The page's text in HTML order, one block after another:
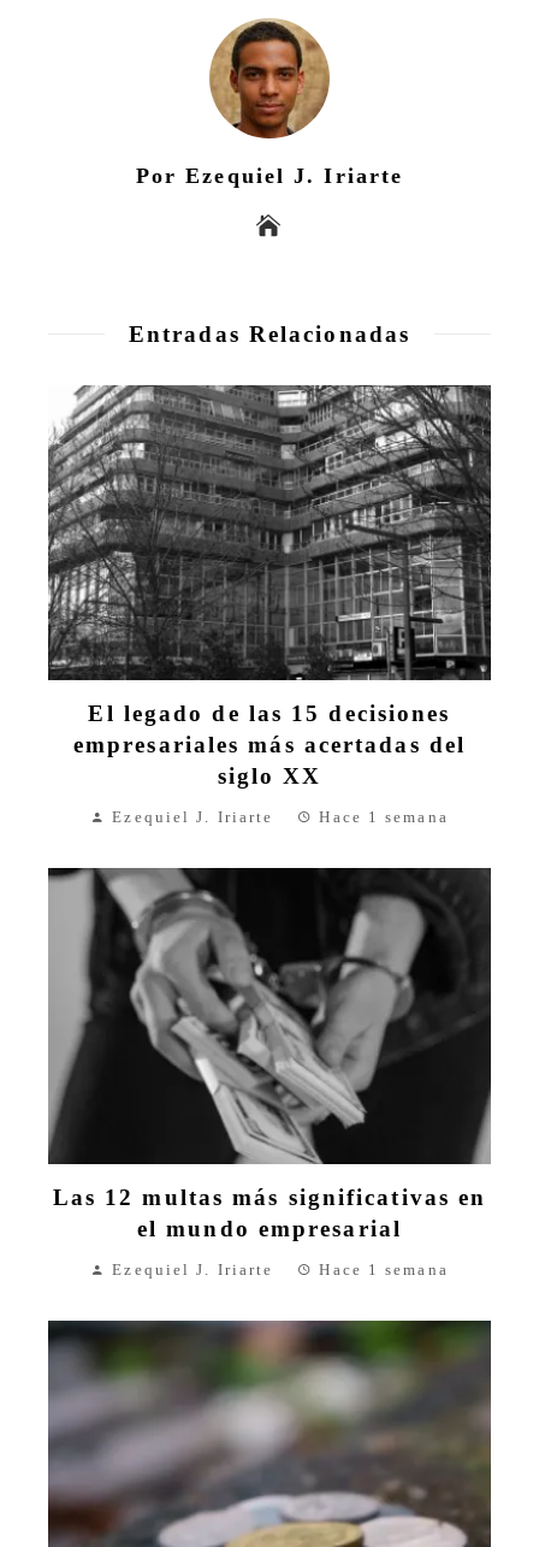
Por Ezequiel J. Iriarte
Entradas Relacionadas
El legado de las 15 decisiones
empresariales más acertadas del
siglo XX
Ezequiel J. Iriarte Hace 1 semana
Las 12 multas más significativas en
el mundo empresarial
Ezequiel J. Iriarte Hace 1 semana